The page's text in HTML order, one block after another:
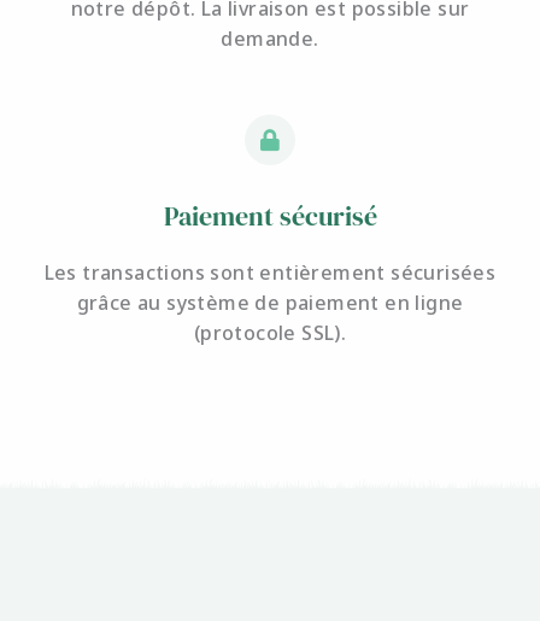
notre dépôt. La livraison est possible sur
demande.
Paiement sécurisé
Les transactions sont entièrement sécurisées
grâce au système de paiement en ligne
(protocole SSL).